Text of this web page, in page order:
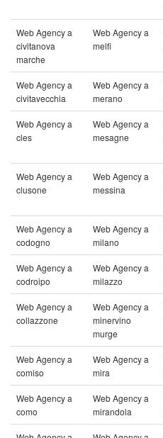
Web Agency a
civitanova
marche
Web Agency a
melfi
Web Agency a
civitavecchia
Web Agency a
merano
Web Agency a
cles
Web Agency a
mesagne
Web Agency a
clusone
Web Agency a
messina
Web Agency a
codogno
Web Agency a
milano
Web Agency a
codroipo
Web Agency a
milazzo
Web Agency a
collazzone
Web Agency a
minervino
murge
Web Agency a
comiso
Web Agency a
mira
Web Agency a
como
Web Agency a
mirandola